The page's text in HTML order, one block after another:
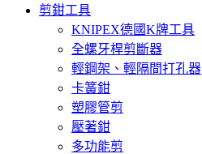
剪鉗工具
KNIPEX德國K牌工具
全螺牙桿剪斷器
輕鋼架、輕隔間打孔器
卡簧鉗
塑膠管剪
壓著鉗
多功能剪